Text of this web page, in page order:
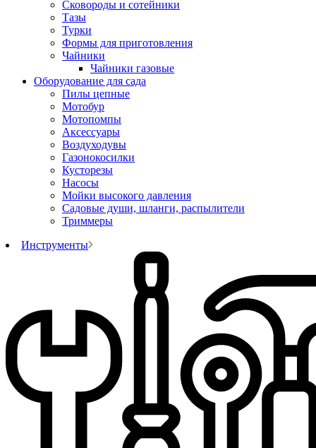
Сковороды и сотейники
Тазы
Турки
Формы для приготовления
Чайники
Чайники газовые
Оборудование для сада
Пилы цепные
Мотобур
Мотопомпы
Аксессуары
Воздуходувы
Газонокосилки
Кусторезы
Насосы
Мойки высокого давления
Садовые души, шланги, распылители
Триммеры
Инструменты